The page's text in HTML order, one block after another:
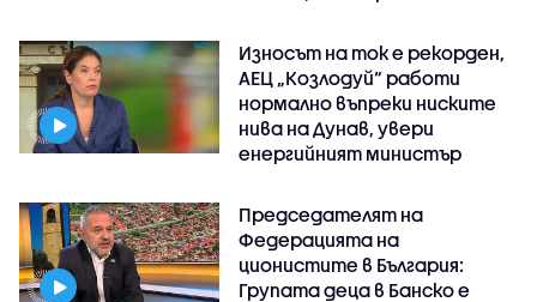
Износът на ток е рекорден,
АЕЦ „Козлодуй“ работи
нормално въпреки ниските
нива на Дунав, увери
енергийният министър
Председателят на
Федерацията на
ционистите в България:
Групата деца в Банско е